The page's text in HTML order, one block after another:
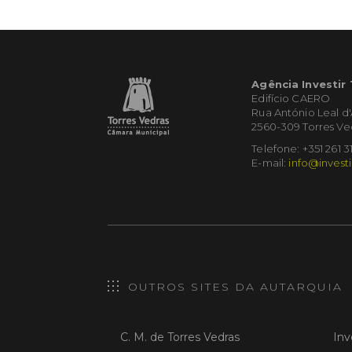
Agência Investir
Edifício CAERO
Rua António Leal
2560-309 Torres
Telefone: +351 261
E-mail:
OUTROS SITES DA AUTARQUIA
C. M. de Torres Vedras